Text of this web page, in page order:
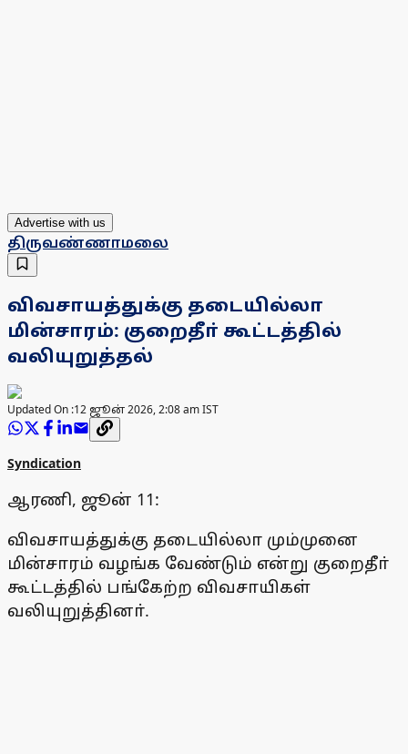
Advertise with us
திருவண்ணாமலை
விவசாயத்துக்கு தடையில்லா
மின்சாரம்: குறைதீா் கூட்டத்தில்
வலியுறுத்தல்
Updated On :12 ஜூன் 2026, 2:08 am IST
Syndication
ஆரணி, ஜூன் 11:
விவசாயத்துக்கு தடையில்லா மும்முனை
மின்சாரம் வழங்க வேண்டும் என்று குறைதீா்
கூட்டத்தில் பங்கேற்ற விவசாயிகள்
வலியுறுத்தினா்.